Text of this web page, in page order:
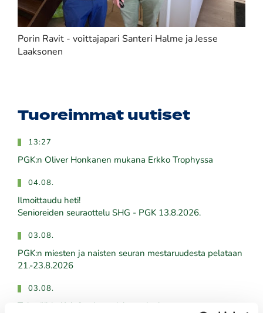
Porin Ravit - voittajapari Santeri Halme ja Jesse
Laaksonen
Tuoreimmat uutiset
13:27
PGK:n Oliver Honkanen mukana Erkko Trophyssa
04.08.
Ilmoittaudu heti!
​​​​​​​Senioreiden seuraottelu SHG - PGK 13.8.2026.
03.08.
PGK:n miesten ja naisten seuran mestaruudesta pelataan
21.-23.8.2026
03.08.